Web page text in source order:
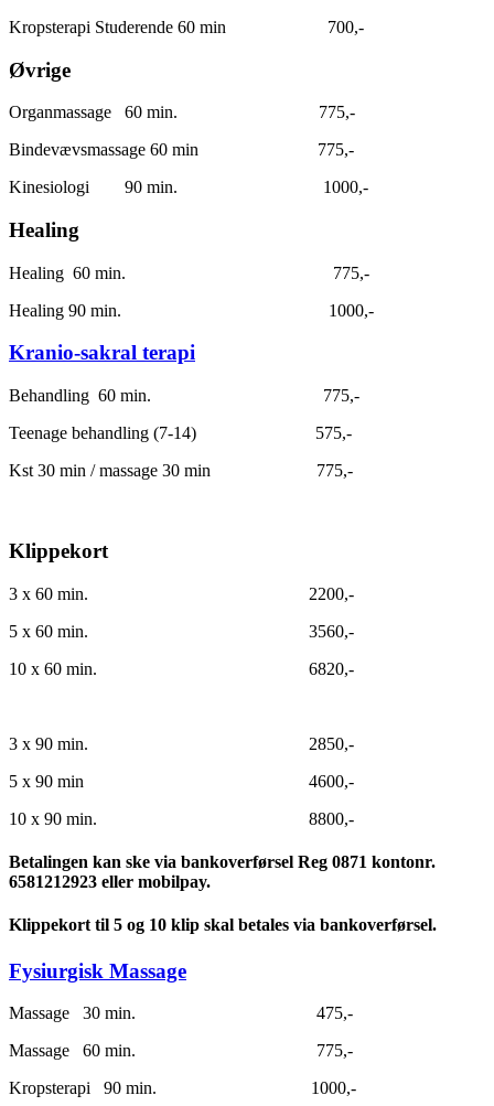
Kropsterapi Studerende 60 min 700,-
Øvrige
Organmassage 60 min. 775,-
Bindevævsmassage 60 min 775,-
Kinesiologi 90 min. 1000,-
Healing
Healing 60 min. 775,-
Healing 90 min. 1000,-
Kranio-sakral terapi
Behandling 60 min. 775,-
Teenage behandling (7-14) 575,-
Kst 30 min / massage 30 min 775,-
Klippekort
3 x 60 min. 2200,-
5 x 60 min. 3560,-
10 x 60 min. 6820,-
3 x 90 min. 2850,-
5 x 90 min 4600,-
10 x 90 min. 8800,-
Betalingen kan ske via bankoverførsel Reg 0871 kontonr.
6581212923 eller mobilpay.
Klippekort til 5 og 10 klip skal betales via bankoverførsel.
Fysiurgisk Massage
Massage 30 min. 475,-
Massage 60 min. 775,-
Kropsterapi 90 min. 1000,-